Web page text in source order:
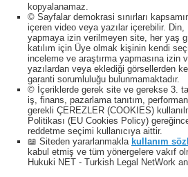
kopyalanamaz.
© Sayfalar demokrasi sınırları
içeren video veya yazılar içerebilir. Din,
yapmaya izin verilmeyen site, her yaş
katılım için Üye olmak kişinin kendi
inceleme ve araştırma yapmasına izin
yazılardan veya eklediği görsellerden
garanti sorumluluğu bulunmamaktadır.
© İçeriklerde gerek site ve gerekse 3.
iş, finans, pazarlama tanıtım,
gerekli ÇEREZLER (COOKIES)
Politikası (EU Cookies Policy)
reddetme seçimi kullanıcıya aittir.
📖 Siteden yararlanmakla kullanım
kabul etmiş ve tüm yönergelere vakıf
Hukuki NET - Turkish Legal NetWork